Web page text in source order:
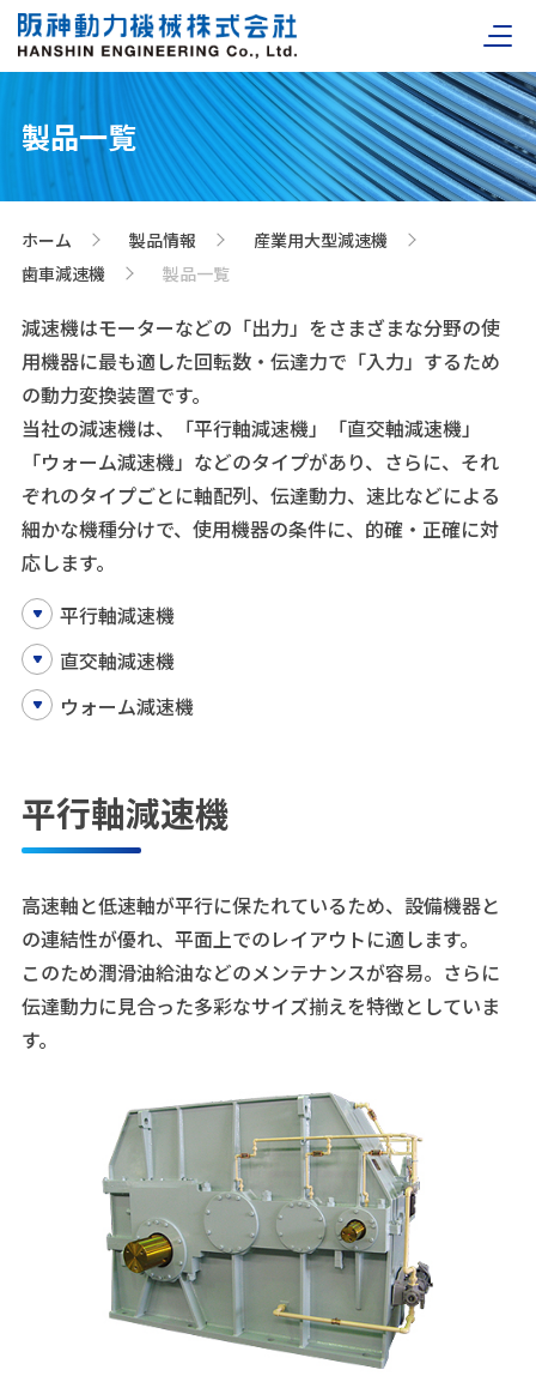
製品一覧
ホーム 製品情報 産業用大型減速機
歯車減速機
製品一覧
減速機はモーターなどの「出力」をさまざまな分野の使
用機器に最も適した回転数・伝達力で「入力」するため
の動力変換装置です。
当社の減速機は、「平行軸減速機」「直交軸減速機」
「ウォーム減速機」などのタイプがあり、さらに、それ
ぞれのタイプごとに軸配列、伝達動力、速比などによる
細かな機種分けで、使用機器の条件に、的確・正確に対
応します。
平行軸減速機
直交軸減速機
ウォーム減速機
平行軸減速機
高速軸と低速軸が平行に保たれているため、設備機器と
の連結性が優れ、平面上でのレイアウトに適します。
このため潤滑油給油などのメンテナンスが容易。さらに
伝達動力に見合った多彩なサイズ揃えを特徴としていま
す。